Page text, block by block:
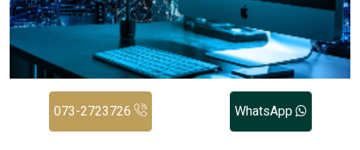
WhatsApp